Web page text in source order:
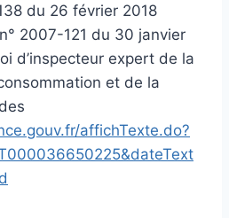
du 26 février 2018
2007-121 du 30 janvier
d’inspecteur expert de la
et de la
affichTexte.do?